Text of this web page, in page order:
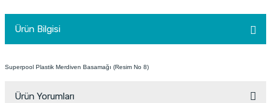
Ürün Bilgisi
Superpool Plastik Merdiven Basamağı (Resim No 8)
Ürün Yorumları